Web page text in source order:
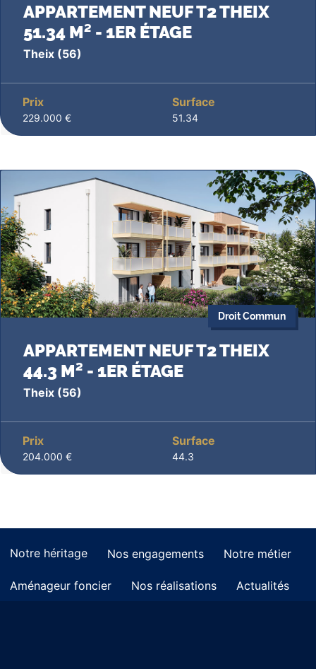
APPARTEMENT NEUF T2 THEIX
51.34 M² - 1ER ÉTAGE
Theix (56)
Prix
229.000 €
Surface
51.34
Droit Commun
APPARTEMENT NEUF T2 THEIX
44.3 M² - 1ER ÉTAGE
Theix (56)
Prix
204.000 €
Surface
44.3
Notre héritage Nos engagements Notre métier
Aménageur foncier Nos réalisations Actualités